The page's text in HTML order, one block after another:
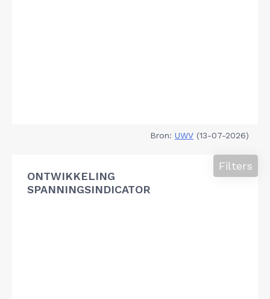
Bron: UWV (13-07-2026)
ONTWIKKELING
SPANNINGSINDICATOR
Filters